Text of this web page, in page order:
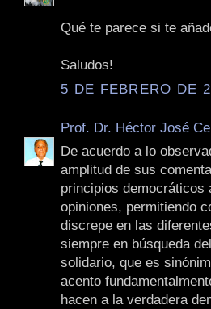
Qué te parece si te
Saludos!
5 DE FEBRERO DE
Prof. Dr. Héctor José
De acuerdo a lo
amplitud de sus
principios democráticos
opiniones, permitiendo
discrepe en las
siempre en búsqueda
solidario, que es
acento
hacen a la verdadera